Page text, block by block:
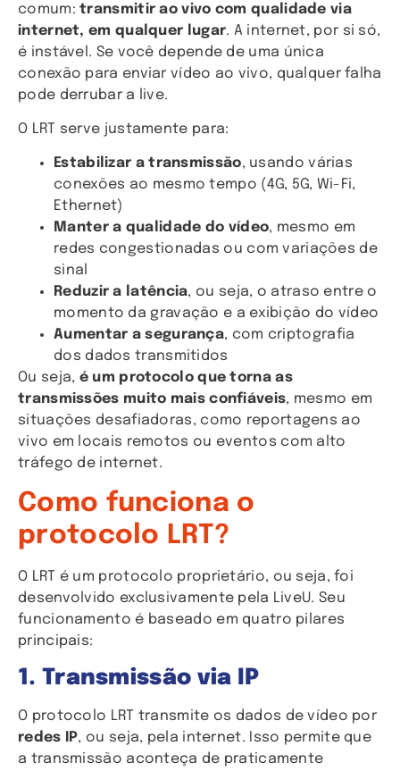
comum:transmitir ao vivo com qualidade via
internet, em qualquer lugar. A internet, por si só,
é instável. Se você depende de uma única
conexão para enviar vídeo ao vivo, qualquer falha
pode derrubar a live.
O LRT serve justamente para:
Estabilizar a transmissão, usando várias
conexões ao mesmo tempo (4G, 5G, Wi-Fi,
Ethernet)
Manter a qualidade do vídeo, mesmo em
redes congestionadas ou com variações de
sinal
Reduzir a latência, ou seja, o atraso entre o
momento da gravação e a exibição do vídeo
Aumentar a segurança, com criptografia
dos dados transmitidos
Ou seja, é um protocolo que torna as
transmissões muito mais confiáveis, mesmo em
situações desafiadoras, como reportagens ao
vivo em locais remotos ou eventos com alto
tráfego de internet.
Como funciona o
protocolo LRT?
O LRT é um protocolo proprietário, ou seja, foi
desenvolvido exclusivamente pela LiveU. Seu
funcionamento é baseado em quatro pilares
principais:
1. Transmissão via IP
O protocolo LRT transmite os dados de vídeo por
redes IP, ou seja, pela internet. Isso permite que
a transmissão aconteça de praticamente